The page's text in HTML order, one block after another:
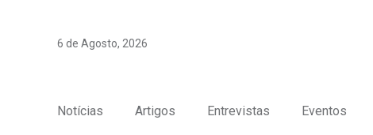
6 de Agosto, 2026
Notícias Artigos Entrevistas Eventos